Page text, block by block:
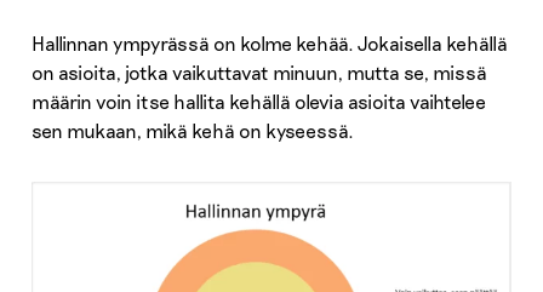
Hallinnan ympyrässä on kolme kehää. Jokaisella kehällä
on asioita, jotka vaikuttavat minuun, mutta se, missä
määrin voin itse hallita kehällä olevia asioita vaihtelee
sen mukaan, mikä kehä on kyseessä.